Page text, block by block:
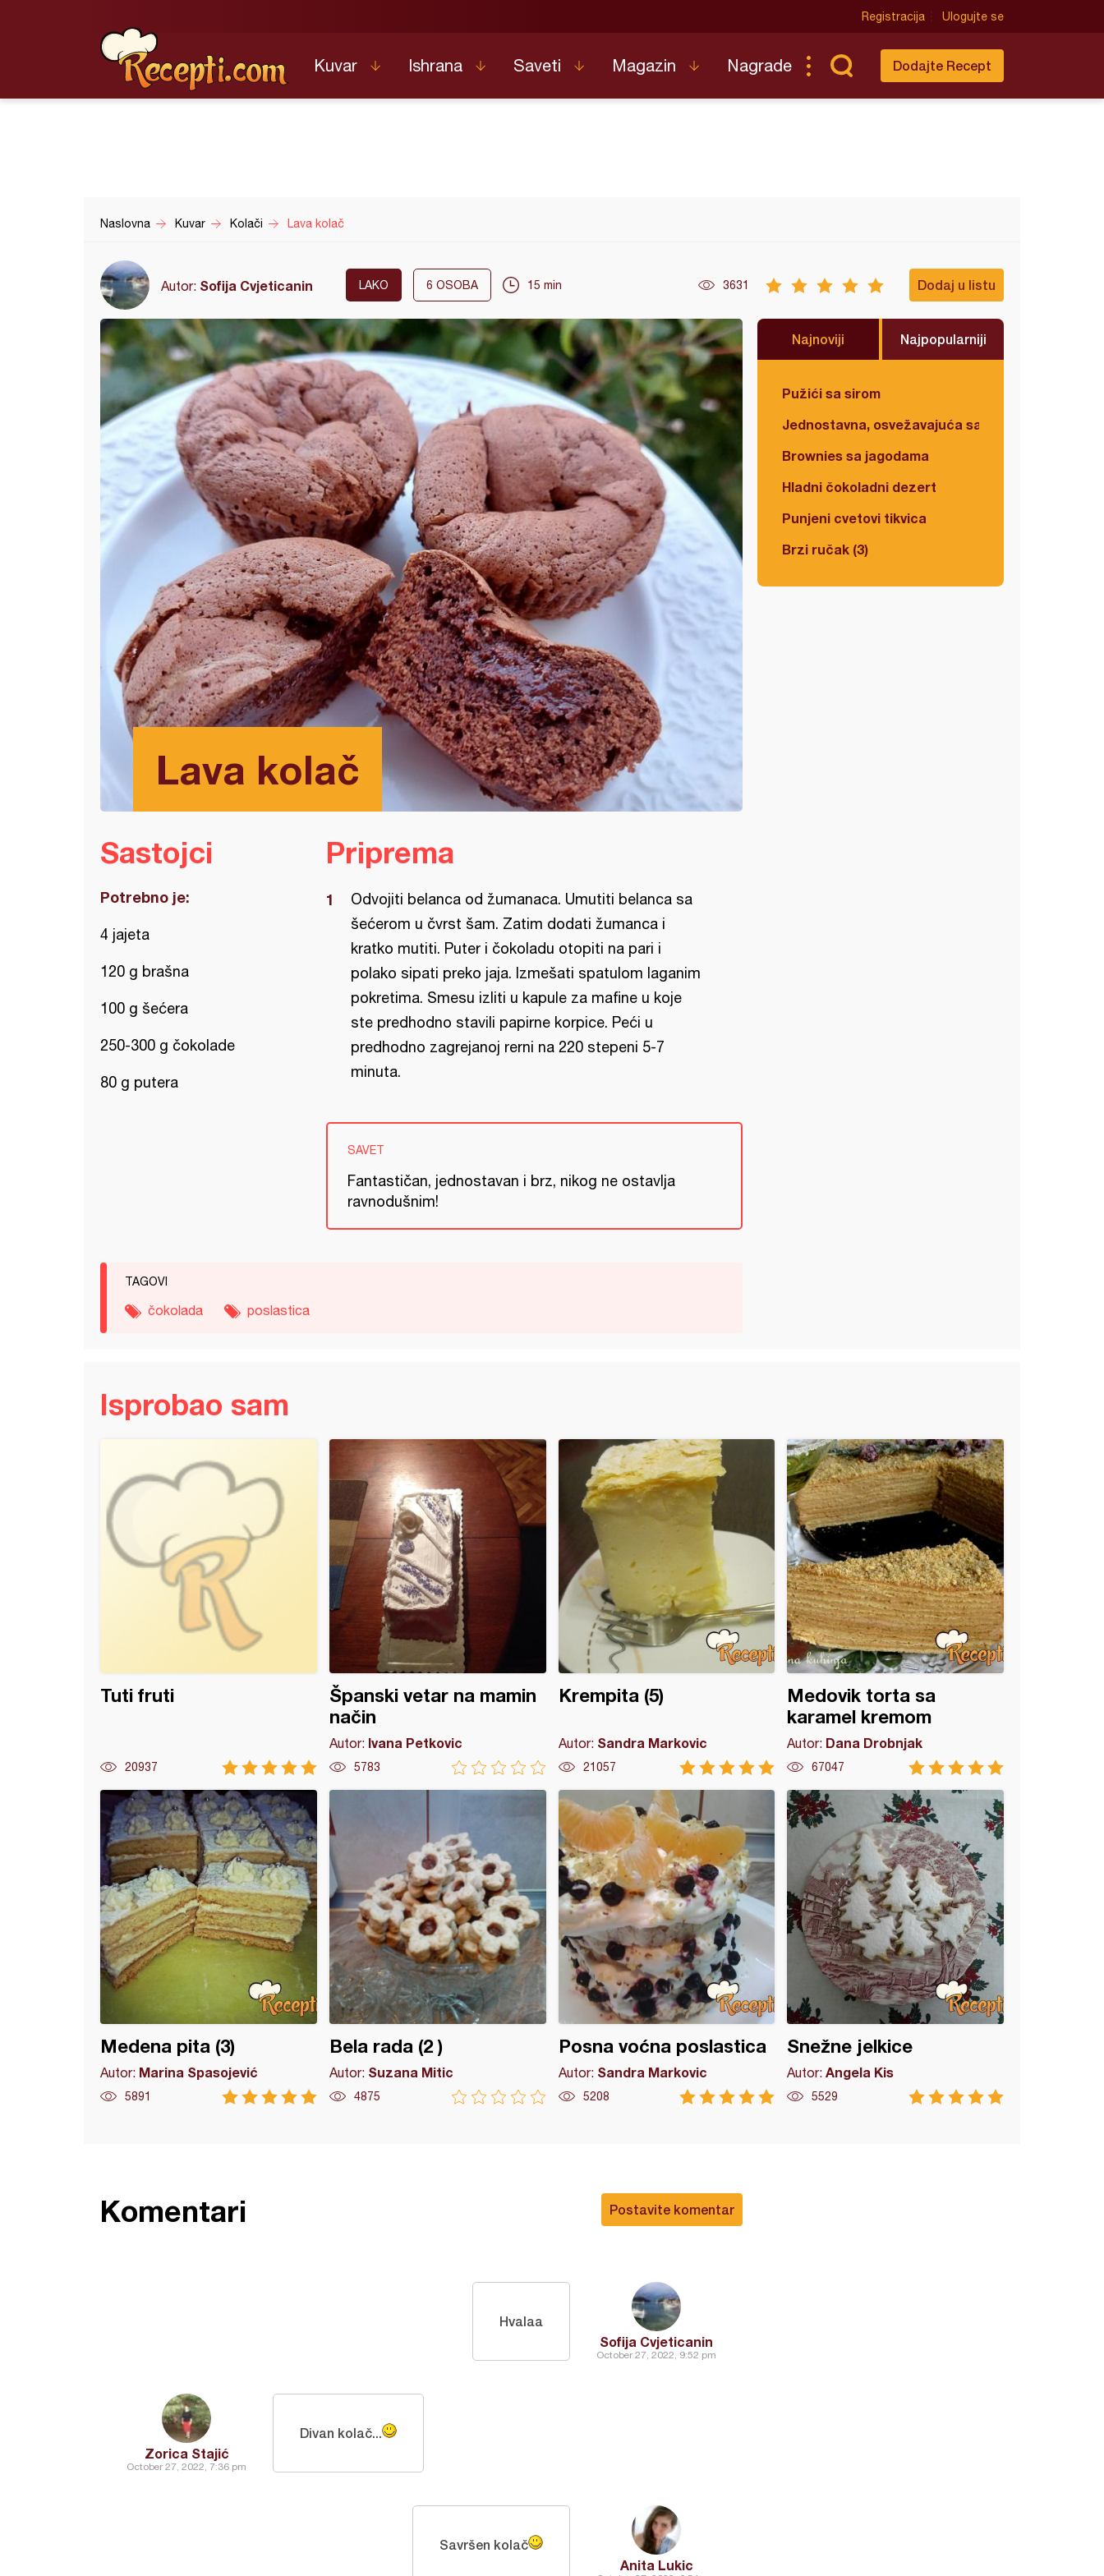
Registracija Ulogujte se
Kuvar Ishrana Saveti Magazin Nagrade Dodajte Recept
Naslovna Kuvar Kolači Lava kolač
Autor: Sofija Cvjeticanin LAKO 6 OSOBA 15 min 3631 Dodaj u listu
Lava kolač
Najnoviji Najpopularniji
Pužići sa sirom
Jednostavna, osvežavajuća salata
Brownies sa jagodama
Hladni čokoladni dezert
Punjeni cvetovi tikvica
Brzi ručak (3)
Sastojci
Potrebno je:
4 jajeta
120 g brašna
100 g šećera
250-300 g čokolade
80 g putera
Priprema
Odvojiti belanca od žumanaca. Umutiti belanca sa
šećerom u čvrst šam. Zatim dodati žumanca i
kratko mutiti. Puter i čokoladu otopiti na pari i
polako sipati preko jaja. Izmešati spatulom laganim
pokretima. Smesu izliti u kapule za mafine u koje
ste predhodno stavili papirne korpice. Peći u
predhodno zagrejanoj rerni na 220 stepeni 5-7
minuta.
SAVET
Fantastičan, jednostavan i brz, nikog ne ostavlja
ravnodušnim!
TAGOVI
čokolada poslastica
Isprobao sam
Tuti fruti
20937
Španski vetar na mamin
način
Autor: Ivana Petkovic
5783
Krempita (5)
Autor: Sandra Markovic
21057
Medovik torta sa
karamel kremom
Autor: Dana Drobnjak
67047
Medena pita (3)
Autor: Marina Spasojević
5891
Bela rada (2 )
Autor: Suzana Mitic
4875
Posna voćna poslastica
Autor: Sandra Markovic
5208
Snežne jelkice
Autor:Angela Kis
5529
Postavite komentar
Komentari
Sofija Cvjeticanin
October 27, 2022, 9:52 pm
Hvalaa
Zorica Stajić
October 27, 2022, 7:36 pm
Divan kolač...
Anita Lukic
Savršen kolač